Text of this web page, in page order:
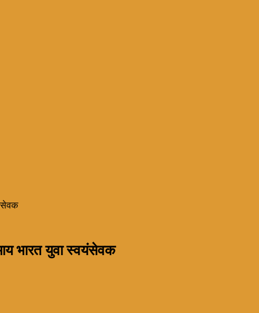
भारत युवा स्वयंसेवक